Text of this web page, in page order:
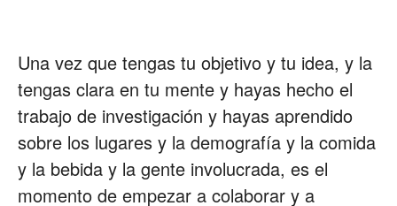
Una vez que tengas tu objetivo y tu idea, y la
tengas clara en tu mente y hayas hecho el
trabajo de investigación y hayas aprendido
sobre los lugares y la demografía y la comida
y la bebida y la gente involucrada, es el
momento de empezar a colaborar y a